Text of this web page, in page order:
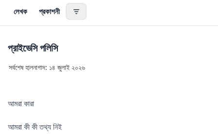
লেখক প্রকাশনী
প্রাইভেসি পলিসি
সর্বশেষ হালনাগাদ: ১৪ জুলাই ২০২৬
আমরা কারা
আমরা কী কী তথ্য নিই